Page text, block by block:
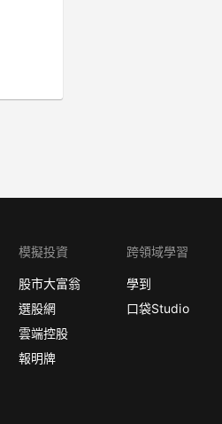
模擬投資
股市大富翁
選股網
雲端控股
報明牌
跨領域學習
學到
口袋Studio